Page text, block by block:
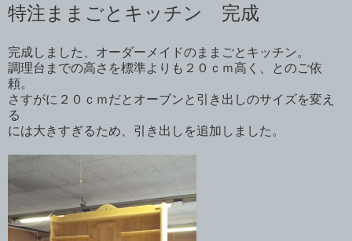
特注ままごとキッチン 完成
完成しました、オーダーメイドのままごとキッチン。
調理台までの高さを標準よりも２０ｃｍ高く、とのご依
頼。
さすがに２０ｃｍだとオーブンと引き出しのサイズを変え
る
には大きすぎるため、引き出しを追加しました。